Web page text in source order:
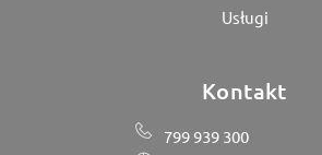
Usługi
Kontakt
799 939 300